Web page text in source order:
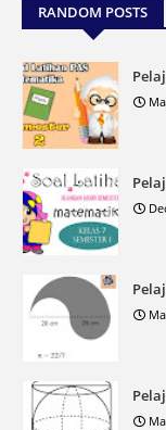
RANDOM POSTS